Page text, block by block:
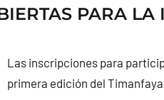
PARA LA
Las inscripciones para
primera edición del